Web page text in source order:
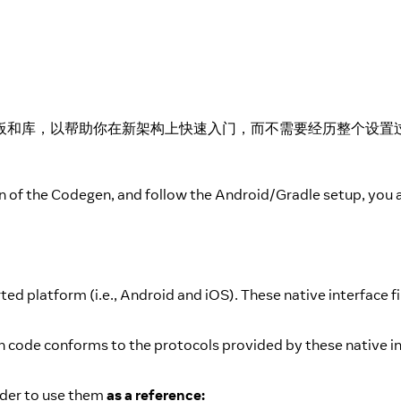
库，以帮助你在新架构上快速入门，而不需要经历整个设置
of the Codegen, and follow the Android/Gradle setup, you
platform (i.e., Android and iOS). These native interface
code conforms to the protocols provided by these native
to use them as a reference: